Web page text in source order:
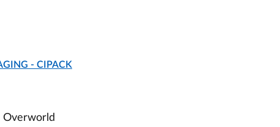
Industriali Meccanici
- CIPACK
Overworld